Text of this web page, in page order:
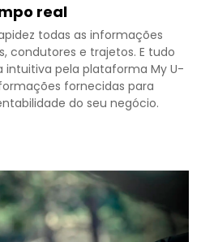
real
todas as informações
condutores e trajetos. E tudo
pela plataforma My U-
fornecidas para
do seu negócio.